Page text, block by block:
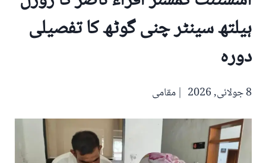
ہیلتھ سینٹر چنی گوٹھ کا تفصیلی
دورہ
8 جولائی, 2026 مقامی